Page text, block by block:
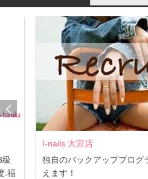
叶
Marvelous 恵比寿店
都内3店舗同時募集☆ 福
人柄の良いスタッフで職